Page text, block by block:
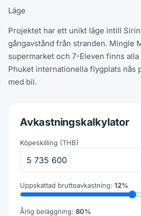
Läge
Projektet har ett unikt läge intill
gångavstånd från stranden. Mingle
supermarket och 7-Eleven finns
Phuket internationella flygplats nås
med bil.
Avkastningskalkylator
Köpeskilling (THB)
Uppskattad bruttoavkastning: 12%
Årlig beläggning: 80%